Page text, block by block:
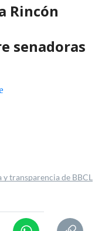
Rincón
senadoras
y transparencia de BBCL